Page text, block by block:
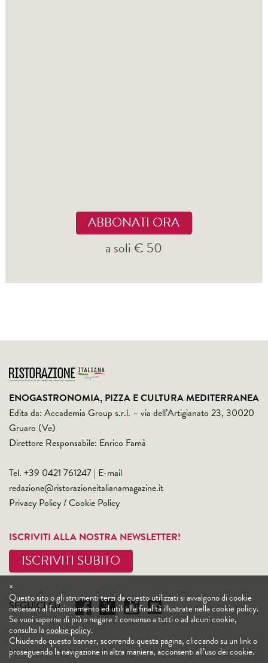
ABBONATI ORA
a soli € 50
ENOGASTRONOMIA, PIZZA E CULTURA MEDITERRANEA
Edita da: Accademia Group s.r.l. – via dell’Artigianato 23, 30020
Gruaro (Ve)
Direttore Responsabile: Enrico Famà
Tel. +39 0421 761247 | E-mail
redazione@ristorazioneitalianamagazine.it
Privacy Policy/Cookie Policy
ISCRIVITI ALLA NOSTRA NEWSLETTER!
ISCRIVITI SUBITO
SEGUICI SU
×
Questo sito o gli strumenti terzi da questo utilizzati si avvalgono di cookie
necessari al funzionamento ed utili alle finalità illustrate nella cookie policy.
Se vuoi saperne di più o negare il consenso a tutti o ad alcuni cookie,
consulta lacookie policy.
Chiudendo questo banner, scorrendo questa pagina, cliccando su un link o
proseguendo la navigazione in altra maniera, acconsenti all’uso dei cookie.